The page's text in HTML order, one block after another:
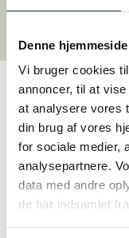
Denne
Vi bruger cookies
annoncer, til at
at analysere vores
din brug af vores
for sociale medier,
analysepartnere.
data med andre
de har indsamlet
Har
Vi er her for at
os, hvis du har